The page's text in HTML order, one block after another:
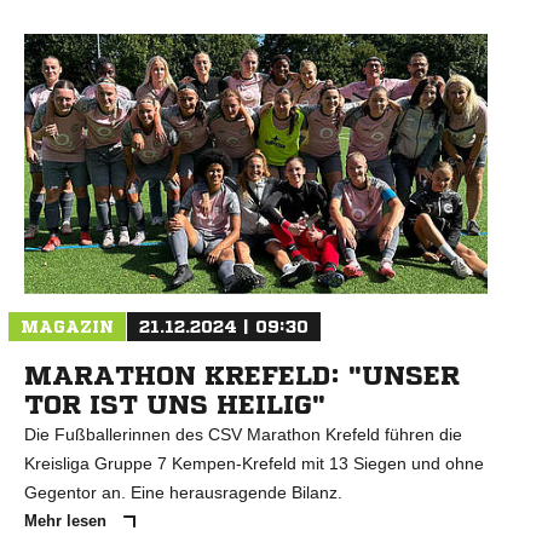
MAGAZIN 21.12.2024 | 09:30
MARATHON KREFELD: "UNSER
TOR IST UNS HEILIG"
Die Fußballerinnen des CSV Marathon Krefeld führen die
Kreisliga Gruppe 7 Kempen-Krefeld mit 13 Siegen und ohne
Gegentor an. Eine herausragende Bilanz.
Mehr lesen